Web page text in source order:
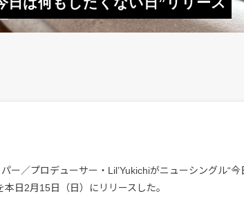
ー／プロデューサー・Lil’Yukichiがニューシングル“
本日2月15日（日）にリリースした。